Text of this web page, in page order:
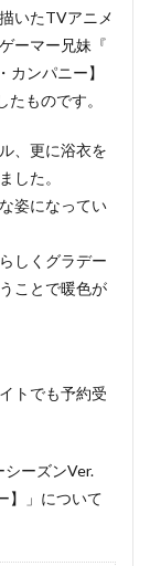
いたTVアニメ
ーマー兄妹『
カンパニー】
ものです。
、更に浴衣を
した。
姿になってい
しくグラデー
ことで暖色が
トでも予約受
ーズンVer.
】」について